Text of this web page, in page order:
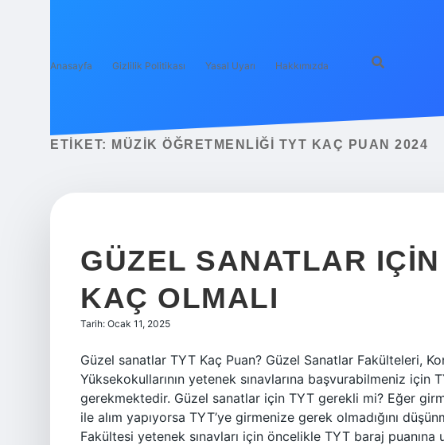
Anasayfa Gizlilik Politikası Yasal Uyarı Hakkımızda
ETIKET: MÜZIK ÖĞRETMENLIĞI TYT KAÇ PUAN 2024
GÜZEL SANATLAR
KAÇ OLMALI
Tarih: Ocak 11, 2025
Güzel sanatlar TYT Kaç Puan? Güzel Sanatlar Fakülteleri,
Yüksekokullarının yetenek sınavlarına başvurabilmeniz için
gerekmektedir. Güzel sanatlar için TYT gerekli mi? Eğer
ile alım yapıyorsa TYT’ye girmenize gerek olmadığını
Fakültesi yetenek sınavları için öncelikle TYT baraj